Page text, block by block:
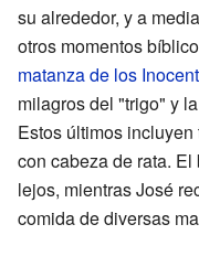
su alrededor, y a
otros momentos
matanza de los
milagros del "trigo" y
Estos últimos
con cabeza de rata.
lejos, mientras José
comida de diversas